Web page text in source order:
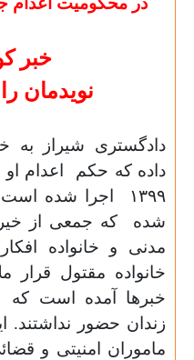
خبر
نویدمان
دادگستری شیراز به
داده که حکم
۱۳۹۹
اجرا شده
شده
که جمعی از
مدنی و خانواده
خانواده مقتول قرار
خبرها آمده است که
زندان حضور نداشتند.
ماموران امنیتی و